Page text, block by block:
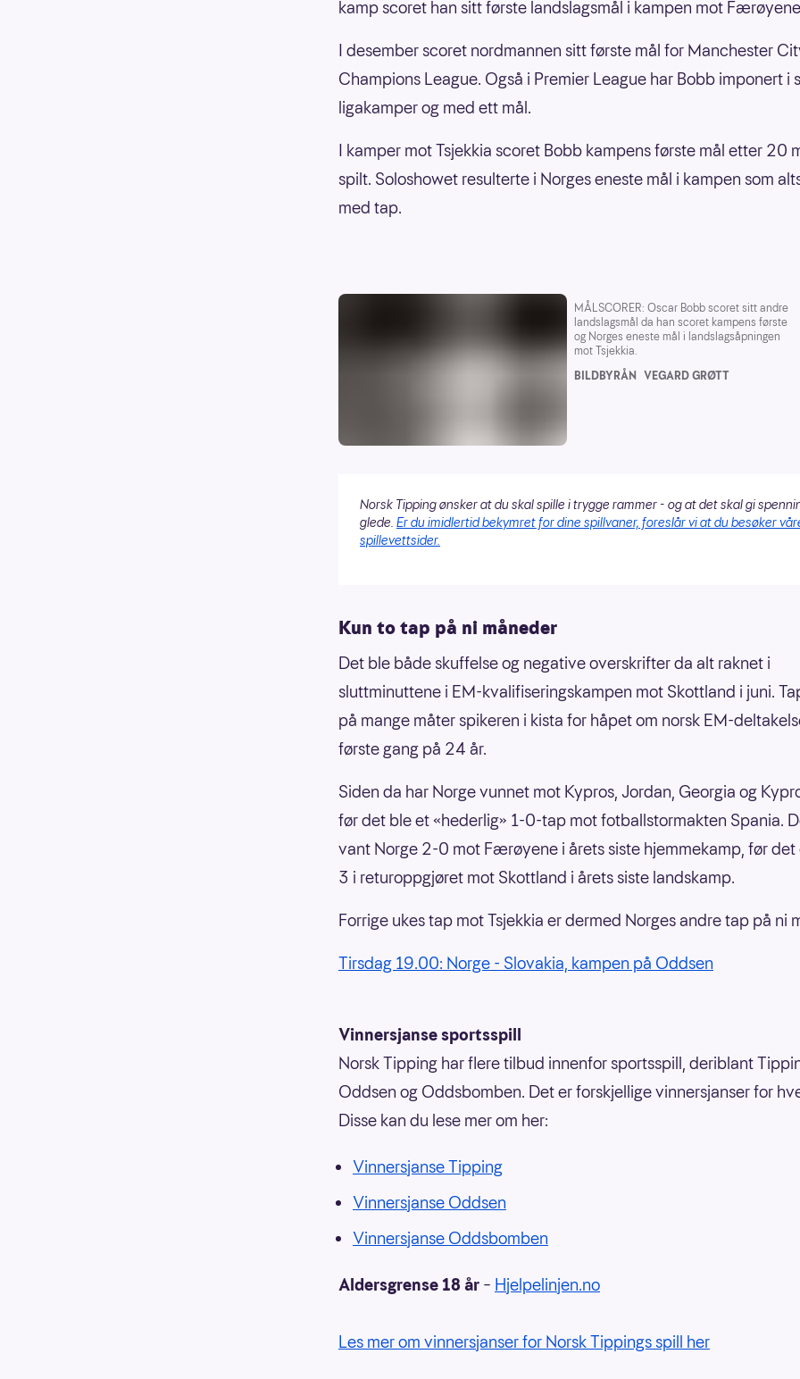
kamp scoret han sitt første landslagsmål i kampen mot
I desember scoret nordmannen sitt første mål for Manchester
Champions League. Også i Premier League har Bobb imponert i
ligakamper og med ett mål.
I kamper mot Tsjekkia scoret Bobb kampens første mål etter 20
spilt. Soloshowet resulterte i Norges eneste mål i kampen som
med tap.
MÅLSCORER: Oscar Bobb scoret sitt andre
landslagsmål da han scoret kampens første
og Norges eneste mål i landslagsåpningen
mot Tsjekkia.
BILDBYRÅN VEGARD GRØTT
Norsk Tipping ønsker at du skal spille i trygge rammer - og at det skal gi
glede. Er du imidlertid bekymret for dine spillvaner, foreslår vi at du besøker
spillevettsider.
Kun to tap på ni måneder
Det ble både skuffelse og negative overskrifter da alt raknet i
sluttminuttene i EM-kvalifiseringskampen mot Skottland i juni.
på mange måter spikeren i kista for håpet om norsk EM-
første gang på 24 år.
Siden da har Norge vunnet mot Kypros, Jordan, Georgia og
før det ble et «hederlig» 1-0-tap mot fotballstormakten Spania.
vant Norge 2-0 mot Færøyene i årets siste hjemmekamp, før
3 i returoppgjøret mot Skottland i årets siste landskamp.
Forrige ukes tap mot Tsjekkia er dermed Norges andre tap på ni
Tirsdag 19.00: Norge - Slovakia, kampen på Oddsen
Vinnersjanse sportsspill
Norsk Tipping har flere tilbud innenfor sportsspill, deriblant
Oddsen og Oddsbomben. Det er forskjellige vinnersjanser for
Disse kan du lese mer om her:
Vinnersjanse Tipping
Vinnersjanse Oddsen
Vinnersjanse Oddsbomben
Aldersgrense 18 år – Hjelpelinjen.no
Les mer om vinnersjanser for Norsk Tippings spill her